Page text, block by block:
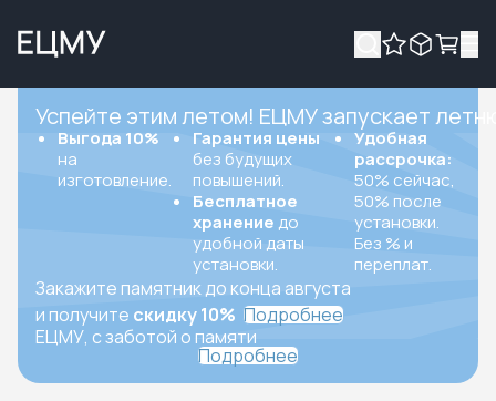
Успейте этим летом! ЕЦМУ запускает
Выгода 10%
на
изготовление.
Гарантия цены
без будущих
повышений.
Бесплатное
хранение до
удобной даты
установки.
Удобная
рассрочка:
50% сейчас,
50% после
установки.
Без % и
переплат.
Закажите памятник до конца августа
и получите скидку 10% Подробнее
ЕЦМУ, с заботой о памяти
Подробнее